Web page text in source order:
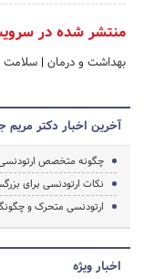
منتشر شده در
بهداشت و درمان | سلامت
آخرین اخبار دکتر
چگونه متخصص ارتودنسی
نکات ارتودنسی برای
ارتودنسی متحرک و
اخبار ویژه